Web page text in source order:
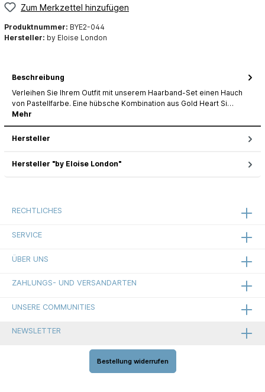
Zum Merkzettel hinzufügen
Produktnummer: BYE2-044
Hersteller: by Eloise London
Beschreibung
Verleihen Sie Ihrem Outfit mit unserem Haarband-Set einen Hauch
von Pastellfarbe. Eine hübsche Kombination aus Gold Heart Si…
Mehr
Hersteller
Hersteller "by Eloise London"
RECHTLICHES
SERVICE
ÜBER UNS
ZAHLUNGS- UND VERSANDARTEN
UNSERE COMMUNITIES
NEWSLETTER
Bestellung widerrufen